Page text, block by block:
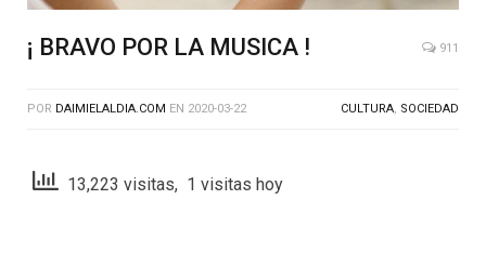
¡ BRAVO POR LA MUSICA ! 911
POR DAIMIELALDIA.COM EN 2020-03-22 CULTURA, SOCIEDAD
13,223 visitas, 1 visitas hoy